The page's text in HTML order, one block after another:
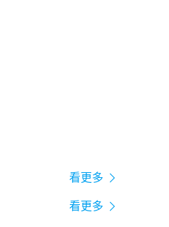
看更多
看更多